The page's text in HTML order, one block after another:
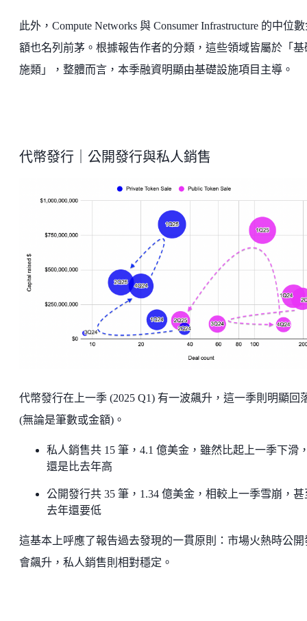
此外，Compute Networks 與 Consumer Infrastructure 的中位
額也名列前茅。根據報告作者的分類，這些領域皆屬於「基
施類」，整體而言，本季融資明顯由基礎設施項目主導。
代幣發行｜公開發行與私人銷售
代幣發行在上一季 (2025 Q1) 有一波飆升，這一季則明顯回
(無論是筆數或金額)。
私人銷售共 15 筆，4.1 億美金，雖然比起上一季下滑
還是比去年高
公開發行共 35 筆，1.34 億美金，相較上一季雪崩，甚
去年還要低
這基本上呼應了報告過去發現的一貫原則：市場火熱時公開
會飆升，私人銷售則相對穩定。